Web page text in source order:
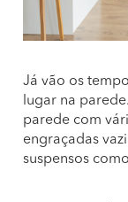
Já vão os
lugar na
parede com
engraçadas
suspensos